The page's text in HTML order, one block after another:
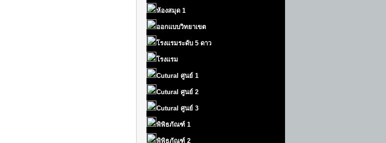
ห้องสมุด 1
ออกแบบวิทยาเขต
โรงแรมระดับ 5 ดาว
โรงแรม
Cutural ศูนย์ 1
Cutural ศูนย์ 2
Cutural ศูนย์ 3
พิพิธภัณฑ์ 1
พิพิธภัณฑ์ 2